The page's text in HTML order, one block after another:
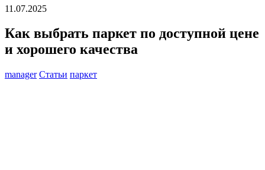
11.07.2025
Как выбрать паркет по доступной цене
и хорошего качества
manager Статьи паркет